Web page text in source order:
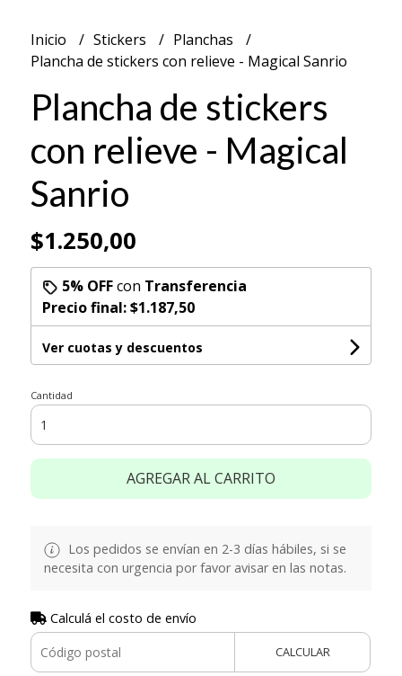
Inicio Stickers
Planchas
Plancha de stickers con relieve - Magical Sanrio
Plancha de stickers
con relieve - Magical
Sanrio
$1.250,00
5% OFFcon Transferencia
Precio final:$1.187,50
Ver cuotas y descuentos
Cantidad
AGREGAR AL CARRITO
Los pedidos se envían en 2-3 días hábiles, si se
necesita con urgencia por favor avisar en las notas.
Calculá el costo de envío
CALCULAR